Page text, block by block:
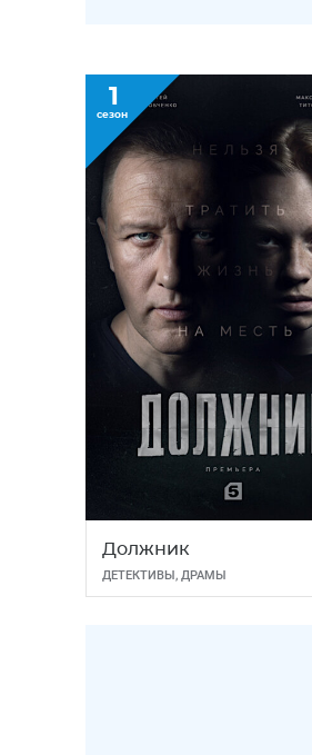
1
сезон
Должник
ДЕТЕКТИВЫ, ДРАМЫ